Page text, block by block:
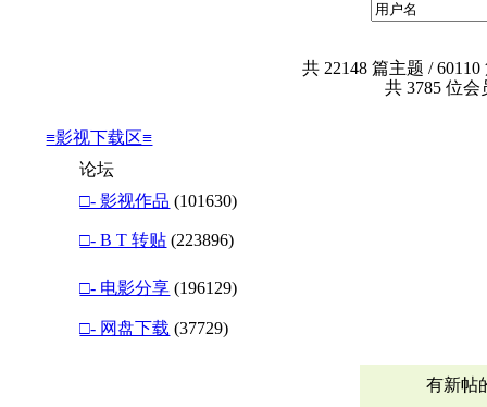
共 22148篇主题 /60110
共 3785位会
≡影视下载区≡
论坛
□- 影视作品 (101630)
□- B T 转贴 (223896)
□- 电影分享 (196129)
□- 网盘下载 (37729)
有新帖